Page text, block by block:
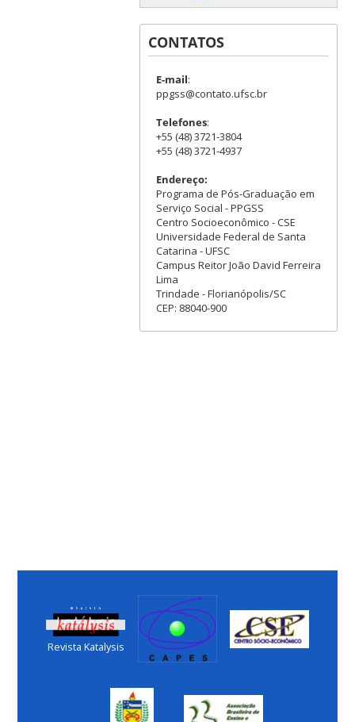
CONTATOS
E-mail:
ppgss@contato.ufsc.br
Telefones:
+55 (48) 3721-3804
+55 (48) 3721-4937
Endereço:
Programa de Pós-Graduação em
Serviço Social - PPGSS
Centro Socioeconômico - CSE
Universidade Federal de Santa
Catarina - UFSC
Campus Reitor João David Ferreira
Lima
Trindade - Florianópolis/SC
CEP: 88040-900
Revista Katalysis